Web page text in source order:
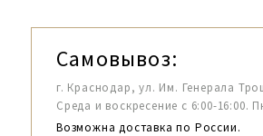
Самовывоз:
г. Краснодар, ул. Им. Генерала
Среда и воскресение с 6:00-16:00.
Возможна доставка по России.